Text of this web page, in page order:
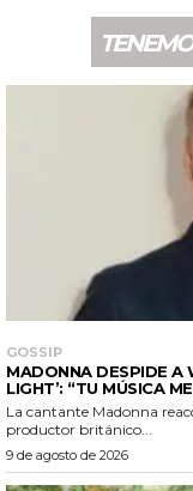
GOSSIP
MADONNA DESPIDE A
LIGHT’: “TU MÚSICA
La cantante Madonna
productor británico...
9 de agosto de 2026